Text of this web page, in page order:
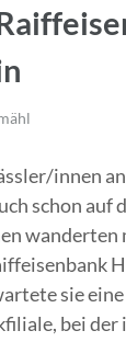
innen
schon auf
wanderten
sie
bei der